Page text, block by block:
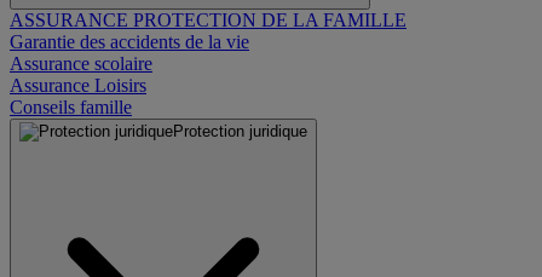
ASSURANCE PROTECTION DE LA FAMILLE
Garantie des accidents de la vie
Assurance scolaire
Assurance Loisirs
Conseils famille
Protection juridique